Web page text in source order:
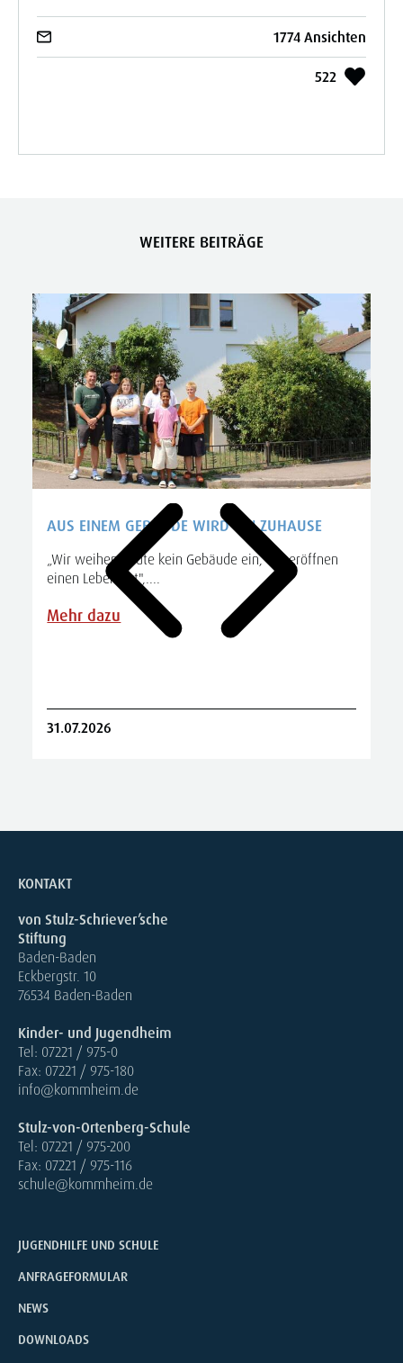
1774 Ansichten
522
WEITERE BEITRÄGE
AUS EINEM GEBÄUDE WIRD EIN ZUHAUSE
„Wir weihen heute kein Gebäude ein, wir eröffnen
einen Lebensort",....
Mehr dazu
31.07.2026
KONTAKT
von Stulz-Schriever’sche
Stiftung
Baden-Baden
Eckbergstr. 10
76534 Baden-Baden
Kinder- und Jugendheim
Tel: 07221 / 975-0
Fax: 07221 / 975-180
info@kommheim.de
Stulz-von-Ortenberg-Schule
Tel: 07221 / 975-200
Fax: 07221 / 975-116
schule@kommheim.de
JUGENDHILFE UND SCHULE
ANFRAGEFORMULAR
NEWS
DOWNLOADS